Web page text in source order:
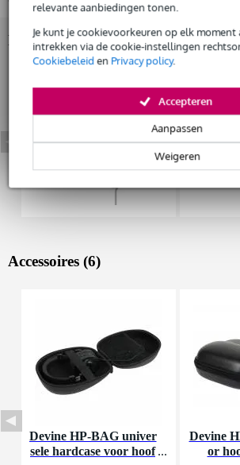
relevante aanbiedingen tonen.
Je kunt je cookievoorkeuren op elk moment
intrekken via de cookie-instellingen
Cookiebeleiden Privacy policy.
Weigeren
Aanpassen
Accepteren
Bekijk ook eens (3)
Accessoires (6)
Devine HP-BAG univer
sele hardcase voor hoof
Devine
or